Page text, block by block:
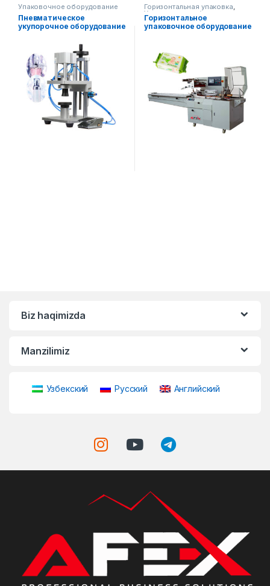
Упаковочное оборудование
Пневматическое
укупорочное оборудование
Горизонтальная упаковка,
Упаковочное оборудование
Горизонтальное
упаковочное оборудование
Biz haqimizda
Manzilimiz
Узбекский Русский Английский